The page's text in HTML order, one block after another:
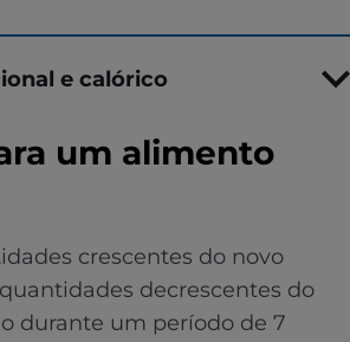
e calórico
um alimento
crescentes do novo
decrescentes do
durante um período de 7